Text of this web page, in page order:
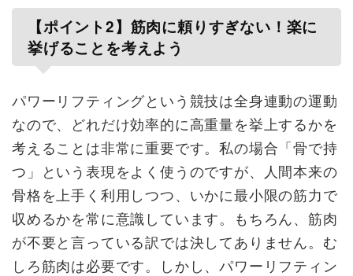
【ポイント2】筋肉に頼りすぎない！楽に
挙げることを考えよう
パワーリフティングという競技は全身連動の運動
なので、どれだけ効率的に高重量を挙上するかを
考えることは非常に重要です。私の場合「骨で持
つ」という表現をよく使うのですが、人間本来の
骨格を上手く利用しつつ、いかに最小限の筋力で
収めるかを常に意識しています。もちろん、筋肉
が不要と言っている訳では決してありません。む
しろ筋肉は必要です。しかし、パワーリフティン